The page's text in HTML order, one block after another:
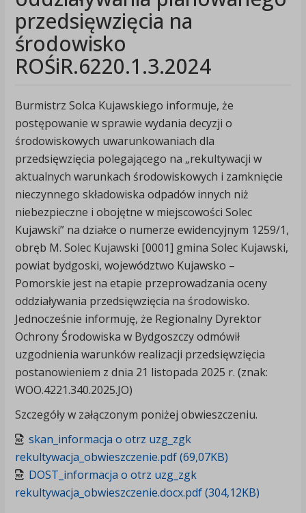
przedsięwzięcia na
środowisko
ROŚiR.6220.1.3.2024
Burmistrz Solca Kujawskiego informuje, że
postępowanie w sprawie wydania decyzji o
środowiskowych uwarunkowaniach dla
przedsięwzięcia polegającego na „rekultywacji w
aktualnych warunkach środowiskowych i zamknięcie
nieczynnego składowiska odpadów innych niż
niebezpieczne i obojętne w miejscowości Solec
Kujawski” na działce o numerze ewidencyjnym 1259/1,
obręb M. Solec Kujawski [0001] gmina Solec Kujawski,
powiat bydgoski, województwo Kujawsko –
Pomorskie jest na etapie przeprowadzania oceny
oddziaływania przedsięwzięcia na środowisko.
Jednocześnie informuję, że Regionalny Dyrektor
Ochrony Środowiska w Bydgoszczy odmówił
uzgodnienia warunków realizacji przedsięwzięcia
postanowieniem z dnia 21 listopada 2025 r. (znak:
WOO.4221.340.2025.JO)
Szczegóły w załączonym poniżej obwieszczeniu.
skan_informacja o otrz uzg_zgk
rekultywacja_obwieszczenie.pdf (69,07KB)
DOST_informacja o otrz uzg_zgk
rekultywacja_obwieszczenie.docx.pdf (304,12KB)